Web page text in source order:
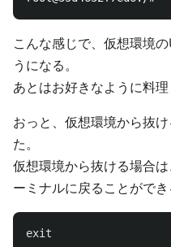
こんな感じで、仮想環境
うになる。
あとはお好きなように料理
おっと、仮想環境から抜
た。
仮想環境から抜ける場合
ーミナルに戻ることができ
exit